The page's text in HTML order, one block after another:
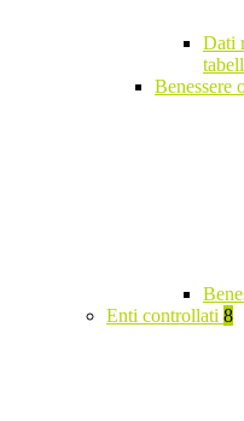
Dati
Benessere
Enti controllati 8